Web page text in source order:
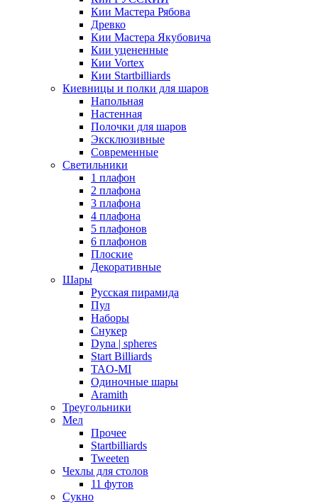
Кии Мастера Рябова
Древко
Кии Мастера Якубовича
Кии уцененные
Кии Vortex
Кии Startbilliards
Киевницы и полки для шаров
Напольная
Настенная
Полочки для шаров
Эксклюзивные
Современные
Светильники
1 плафон
2 плафона
3 плафона
4 плафона
5 плафонов
6 плафонов
Плоские
Декоративные
Шары
Русская пирамида
Пул
Наборы
Снукер
Dyna | spheres
Start Billiards
TAO-MI
Одиночные шары
Aramith
Треугольники
Мел
Прочее
Startbilliards
Tweeten
Чехлы для столов
11 футов
Сукно